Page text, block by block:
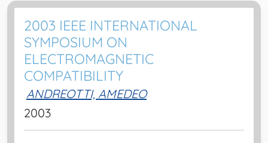
2003 IEEE INTERNATIONAL
SYMPOSIUM ON
ELECTROMAGNETIC
COMPATIBILITY
ANDREOTTI, AMEDEO
2003